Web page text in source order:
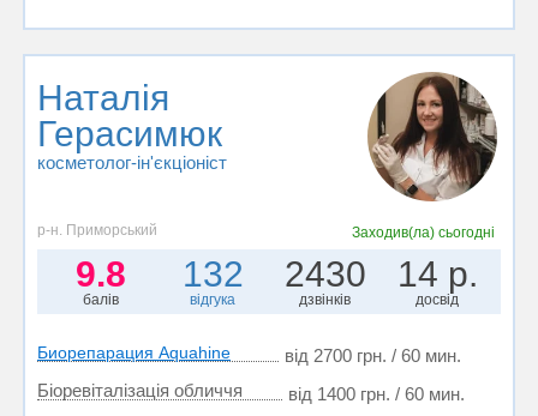
Наталія
Герасимюк
косметолог-ін'єкціоніст
р-н. Приморський Заходив(ла)сьогодні
9.8
балів
132
відгука
2430
дзвінків
14 р.
досвід
Биорепарация Aquahine
від 2700 грн. / 60 мин.
Біоревіталізація обличчя
від 1400 грн. / 60 мин.